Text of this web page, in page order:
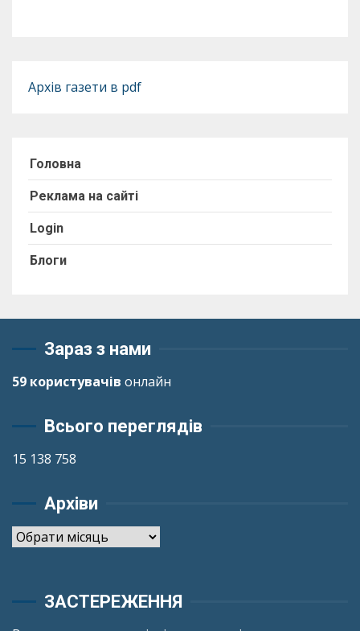
Архів газети в pdf
Головна
Реклама на сайті
Login
Блоги
Зараз з нами
59 користувачів онлайн
Всього переглядів
15 138 758
Архіви
Архіви
ЗАСТЕРЕЖЕННЯ